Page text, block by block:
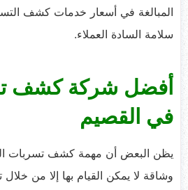
المبالغة في أسعار خدمات كشف
سلامة السادة العملاء.
أفضل شركة كشف
في القصيم
يظن البعض أن مهمة كشف تسربات
وشاقة لا يمكن القيام بها إلا من